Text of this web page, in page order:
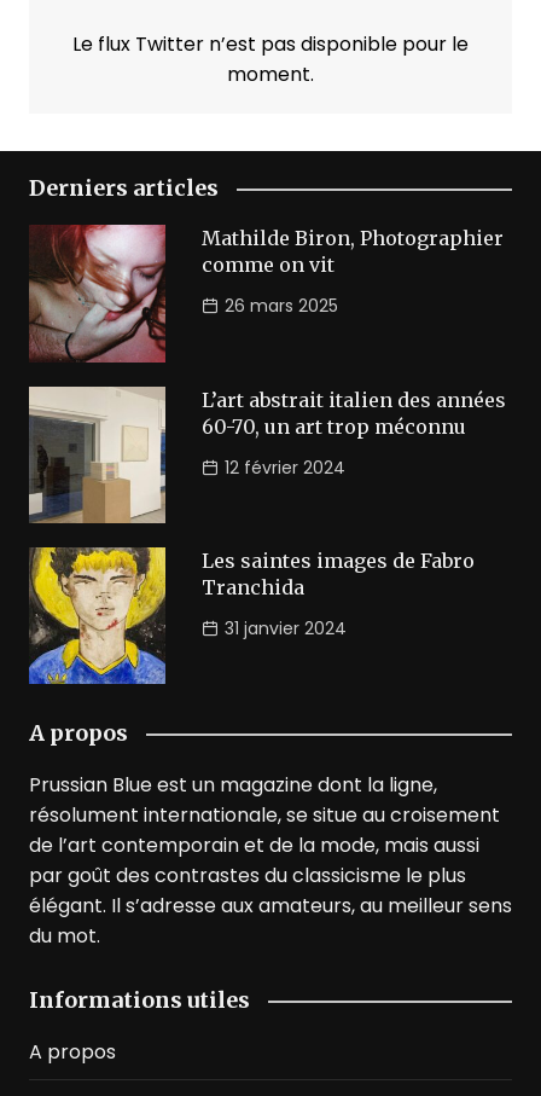
Le flux Twitter n’est pas disponible pour le
moment.
Derniers articles
Mathilde Biron, Photographier
comme on vit
26 mars 2025
L’art abstrait italien des années
60-70, un art trop méconnu
12 février 2024
Les saintes images de Fabro
Tranchida
31 janvier 2024
A propos
Prussian Blue est un magazine dont la ligne,
résolument internationale, se situe au croisement
de l’art contemporain et de la mode, mais aussi
par goût des contrastes du classicisme le plus
élégant. Il s’adresse aux amateurs, au meilleur sens
du mot.
Informations utiles
A propos